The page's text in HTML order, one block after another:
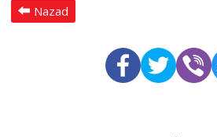
Nazad